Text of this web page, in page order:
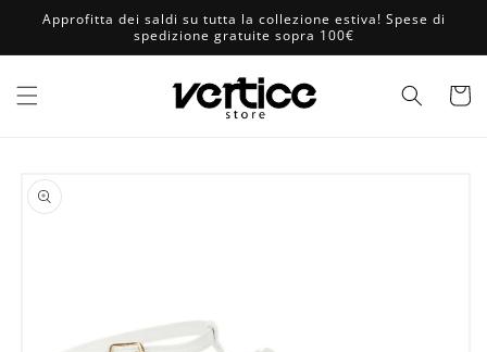
direttamente
Approfitta dei saldi su tutta la collezione estiva! Spese di
spedizione gratuite sopra 100€
Carrello
informazioni
sul prodotto